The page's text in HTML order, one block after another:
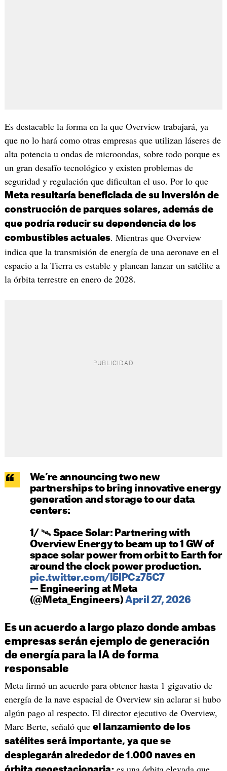
Es destacable la forma en la que Overview trabajará, ya
que no lo hará como otras empresas que utilizan láseres de
alta potencia u ondas de microondas, sobre todo porque es
un gran desafío tecnológico y existen problemas de
seguridad y regulación que dificultan el uso. Por lo que
Meta resultaría beneficiada de su inversión de
construcción de parques solares, además de
que podría reducir su dependencia de los
combustibles actuales. Mientras que Overview
indica que la transmisión de energía de una aeronave en el
espacio a la Tierra es estable y planean lanzar un satélite a
la órbita terrestre en enero de 2028.
We’re announcing two new
partnerships to bring innovative energy
generation and storage to our data
centers:
1/ 🛰️ Space Solar: Partnering with
Overview Energy to beam up to 1 GW of
space solar power from orbit to Earth for
around the clock power production.
pic.twitter.com/l5lPCz75C7
— Engineering at Meta
(@Meta_Engineers)April 27, 2026
Es un acuerdo a largo plazo donde ambas
empresas serán ejemplo de generación
de energía para la IA de forma
responsable
Meta firmó un acuerdo para obtener hasta 1 gigavatio de
energía de la nave espacial de Overview sin aclarar si hubo
algún pago al respecto. El director ejecutivo de Overview,
Marc Berte, señaló que el lanzamiento de los
satélites será importante, ya que se
desplegarán alrededor de 1.000 naves en